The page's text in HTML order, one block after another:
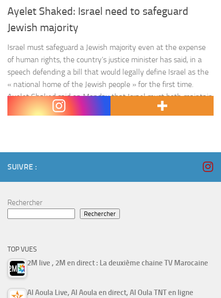
Ayelet Shaked: Israel need to safeguard
Jewish majority
Israel must safeguard a Jewish majority even at the expense
of human rights, the country’s justice minister has said, in a
speech defending a bill that would legally define Israel as the
« national home of the Jewish people » for the first time.
Ayelet Shaked said on Monday that Israel must both maintain
a Jewish majority…
SUIVRE :
Rechercher
Rechercher
TOP VUES
2M live , 2M en direct : La deuxième chaine TV Marocaine
Al Aoula Live, Al Aoula en direct, Al Oula TNT en ligne